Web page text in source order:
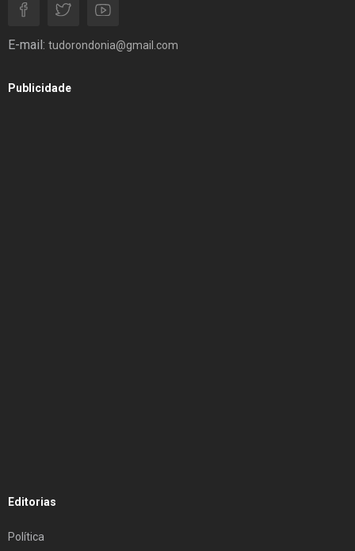
E-mail: tudorondonia@gmail.com
Publicidade
Editorias
Política